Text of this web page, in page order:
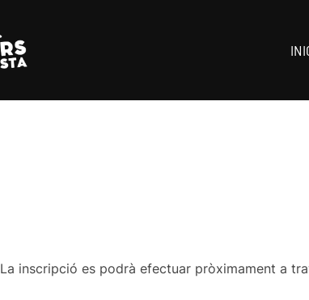
La inscripció es podrà efectuar pròximament a